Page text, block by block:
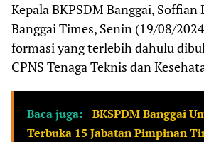
Kepala BKPSDM Banggai, Soffian
Banggai Times, Senin (19/08/
formasi yang terlebih dahulu
CPNS Tenaga Teknis dan
Baca juga:
BKSPDM Banggai
Terbuka 15 Jabatan Pimpinan